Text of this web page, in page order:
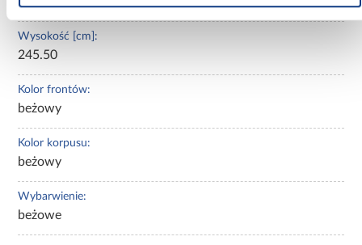
Wysokość [cm]:
245.50
Kolor frontów:
beżowy
Kolor korpusu:
beżowy
Wybarwienie:
beżowe